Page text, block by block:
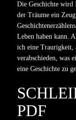
Die Geschichte wird
der Träume ein
Leben haben kann.
ich eine Traurigkeit,
verabschieden, was
eine Geschichte zu
PDF